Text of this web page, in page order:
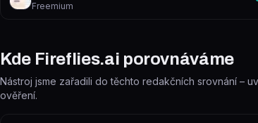
Freemium
Kde Fireflies.ai porovnáváme
Nástroj jsme zařadili do těchto redakčních srovnání –
ověření.